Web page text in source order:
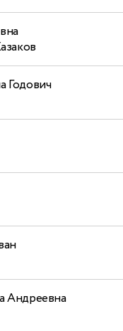
Годович
Андреевна